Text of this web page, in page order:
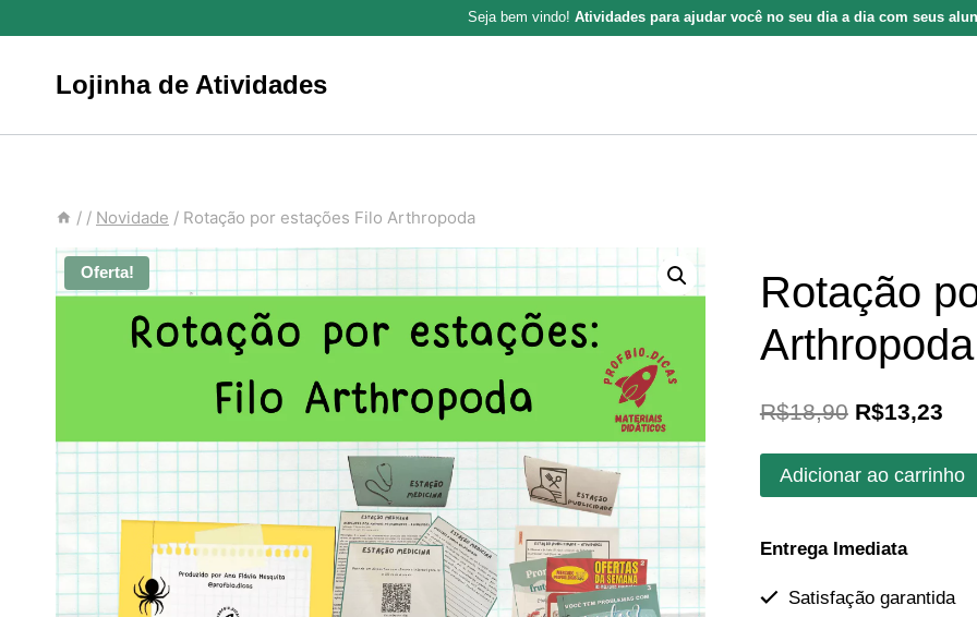
para
Seja bem vindo! Atividades para ajudar você no seu dia a dia com seus
Lojinha de Atividades
/ / Novidade / Rotação por estações Filo Arthropoda
Oferta!
Rotação
Arthropoda
R$18,90 O
preço
original
R$18,90.
R$13,23O
Rotação
por
Filo
Adicionar ao carrinho
Entrega Imediata
Satisfação garantida